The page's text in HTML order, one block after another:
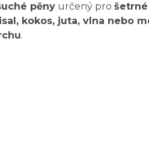
pěny určený pro
kokos, juta, vlna nebo
.